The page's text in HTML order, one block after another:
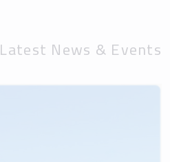
Latest News & Events